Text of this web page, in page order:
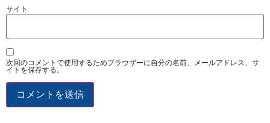
サイト
次回のコメントで使用するためブラウザーに自分の名前、メールアドレス、サ
イトを保存する。